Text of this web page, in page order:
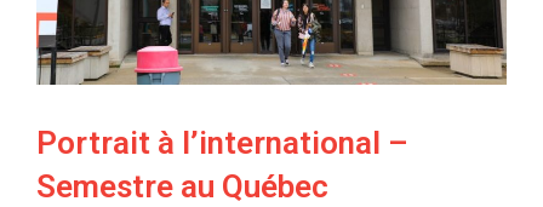
Portrait à l’international –
Semestre au Québec